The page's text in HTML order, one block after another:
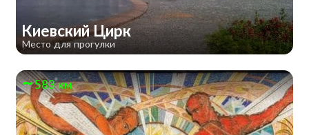
​Киевский Цирк
Место для прогулки
583 км